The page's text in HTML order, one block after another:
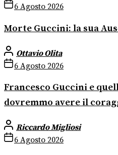
6 Agosto 2026
Morte Guccini: la sua
Ottavio Olita
6 Agosto 2026
Francesco Guccini e
dovremmo avere il
Riccardo Migliosi
6 Agosto 2026